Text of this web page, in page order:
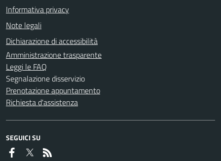
Informativa privacy
Note legali
Dichiarazione di accessibilità
Amministrazione trasparente
Leggi le FAQ
Segnalazione disservizio
Prenotazione appuntamento
Richiesta d'assistenza
SEGUICI SU